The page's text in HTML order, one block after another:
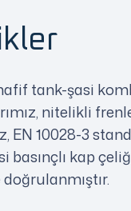
hafif tank-şasi
nitelikli
EN 10028-3
basınçlı kap